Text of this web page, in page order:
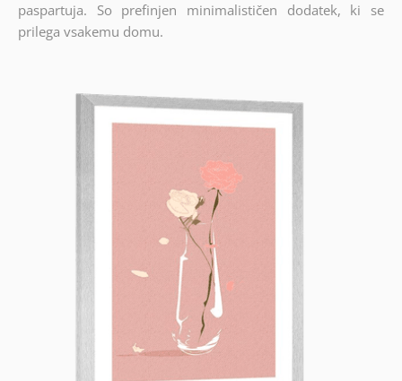
paspartuja. So prefinjen minimalističen dodatek, ki se
prilega vsakemu domu.